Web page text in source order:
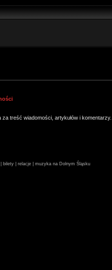
treść wiadomości, artykułów i komentarzy.
bilety | relacje | muzyka na Dolnym Śląsku